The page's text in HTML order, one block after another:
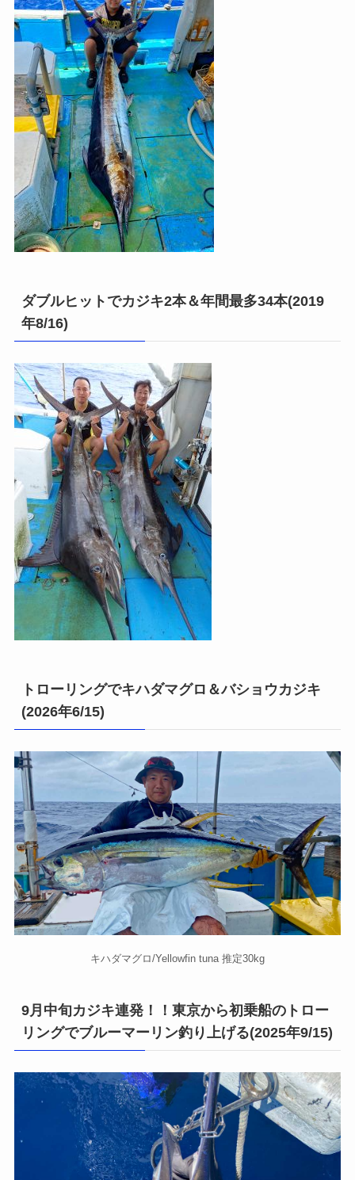
ダブルヒットでカジキ2本＆年間最多34本(2019
年8/16)
トローリングでキハダマグロ＆バショウカジキ
(2026年6/15)
キハダマグロ/Yellowfin tuna 推定30kg
9月中旬カジキ連発！！東京から初乗船のトロー
リングでブルーマーリン釣り上げる(2025年9/15)